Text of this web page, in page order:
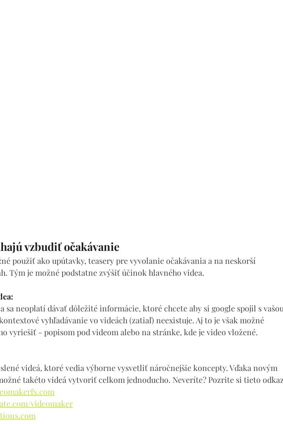
vzbudiť očakávanie
použiť ako upútavky, teasery pre vyvolanie očakávania a na neskorší
Tým je možné podstatne zvýšiť účinok hlavného videa.
sa neoplatí dávať dôležité informácie, ktoré chcete aby si google spojil s vašou
vyhľadávanie vo videách (zatiaľ) neexistuje. Aj to je však možné
vyriešiť - popisom pod videom alebo na stránke, kde je video vložené.
videá, ktoré vedia výborne vysvetliť náročnejšie koncepty. Vďaka novým
takéto videá vytvoriť celkom jednoducho. Neveríte? Pozrite si tieto
videomaker